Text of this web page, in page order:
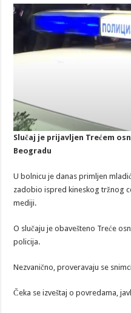
Slučaj je prijavljen Trećem
Beogradu
U bolnicu je danas primljen
zadobio ispred kineskog tržnog
mediji.
O slučaju je obavešteno Treće
policija.
Nezvanično, proveravaju se
Čeka se izveštaj o povredama,